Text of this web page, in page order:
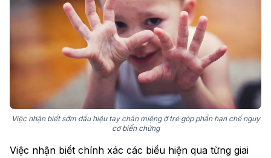
Việc nhận biết sớm dấu hiệu tay chân miệng ở trẻ góp phần hạn chế nguy
cơ biến chứng
Việc nhận biết chính xác các biểu hiện qua từng giai